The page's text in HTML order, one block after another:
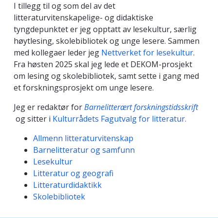
I tillegg til og som del av det
litteraturvitenskapelige- og didaktiske
tyngdepunktet er jeg opptatt av lesekultur, særlig
høytlesing, skolebibliotek og unge lesere. Sammen
med kollegaer leder jeg Nettverket for lesekultur.
Fra høsten 2025 skal jeg lede et DEKOM-prosjekt
om lesing og skolebibliotek, samt sette i gang med
et forskningsprosjekt om unge lesere.
Jeg er redaktør forBarnelitterært forskningstidsskrift
og sitter i Kulturrådets Fagutvalg for litteratur.
Kompetanseord
Allmenn litteraturvitenskap
Barnelitteratur og samfunn
Lesekultur
Litteratur og geografi
Litteraturdidaktikk
Skolebibliotek